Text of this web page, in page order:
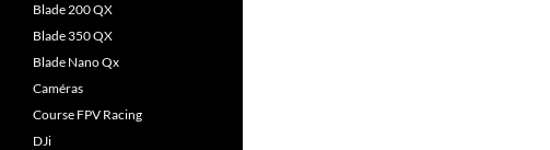
Blade 200 QX
Blade 350 QX
Blade Nano Qx
Caméras
Course FPV Racing
DJi